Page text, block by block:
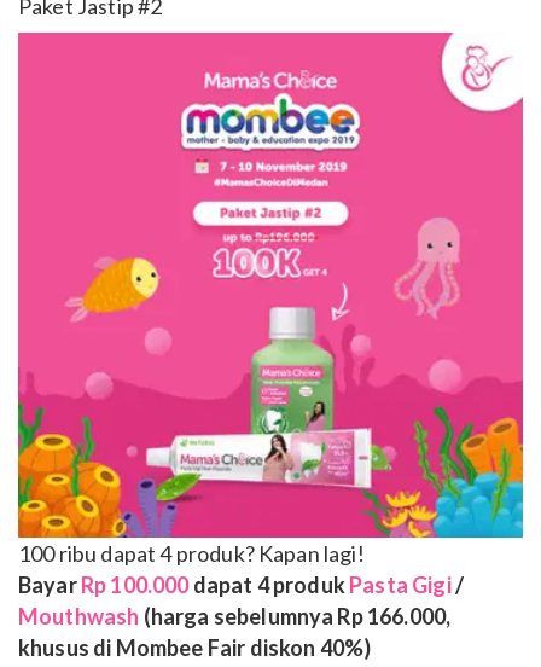
Paket Jastip #2
100 ribu dapat 4 produk? Kapan lagi!
BayarRp 100.000dapat 4 produkPasta Gigi/
Mouthwash (harga sebelumnya Rp 166.000,
khusus di Mombee Fair diskon 40%)